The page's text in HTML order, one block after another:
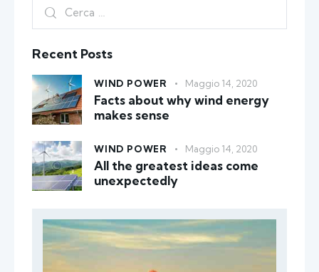
Recent Posts
WIND POWER Maggio 14, 2020
Facts about why wind energy
makes sense
WIND POWER Maggio 14, 2020
All the greatest ideas come
unexpectedly